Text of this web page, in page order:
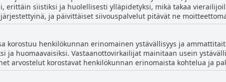
Hotel Tio Pepessä.
erittäin siistiksi ja huolellisesti ylläpidetyksi, mikä takaa
ja päivittäiset siivouspalvelut pitävät ne
lähellä ravintoloita, baareja ja rantoja, mikä tarjoaa sekä
huoneiden mukavuudesta, huomioiden mukavuudet,
ystävälliseksi ja avuliaaksi, mikä edesauttaa yleisesti ottaen
vastaanoton portaiden kanssa huolimatta hotelli saa kiitosta
sen erinomaisen siisteyden, erinomaisen sijainnin ja
korostuu henkilökunnan erinomainen ystävällisyys ja
ja huomaavaisiksi. Vastaanottovirkailijat mainitaan usein
arvostelut korostavat henkilökunnan erinomaista kohtelua ja
ja avuliaasta käytöksestään. Kaiken kaikkiaan Hotelli Tio Pepen henkilökunta tekee